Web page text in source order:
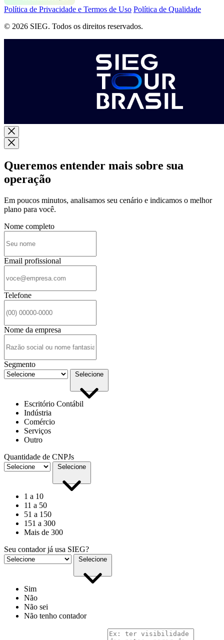
Política de Privacidade e Termos de Uso Política de Qualidade
© 2026 SIEG. Todos os direitos reservados.
Queremos entender mais sobre sua
operação
Em poucos minutos, analisamos seu cenário e indicamos o melhor
plano para você.
Nome completo
Email profissional
Telefone
Nome da empresa
Segmento
Selecione
Escritório Contábil
Indústria
Comércio
Serviços
Outro
Quantidade de CNPJs
Selecione
1 a 10
11 a 50
51 a 150
151 a 300
Mais de 300
Seu contador já usa SIEG?
Selecione
Sim
Não
Não sei
Não tenho contador